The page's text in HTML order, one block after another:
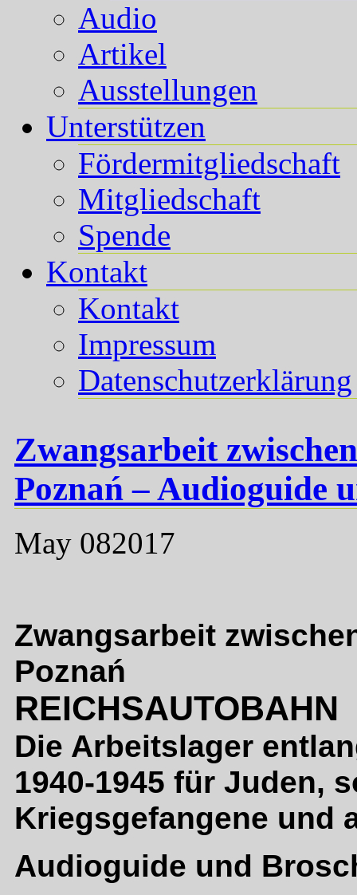
Audio
Artikel
Ausstellungen
Unterstützen
Fördermitgliedschaft
Mitgliedschaft
Spende
Kontakt
Kontakt
Impressum
Datenschutzerklärung
Zwangsarbeit
Poznań – Audioguide
May 082017
Zwangsarbeit
Poznań
REICHSAUTOBAHN
Die Arbeitslager
1940-1945 für Juden,
Kriegsgefangene und
Audioguide und